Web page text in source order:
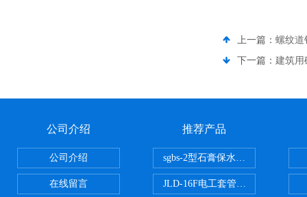
上一篇： 螺纹道
下一篇： 建筑用
公司介绍
公司介绍
在线留言
推荐产品
sgbs-2型石膏保水率测定仪粉刷
JLD-16F电工套管恒温水浴管材